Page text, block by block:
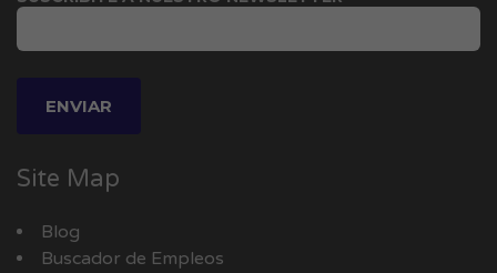
Site Map
Blog
Buscador de Empleos